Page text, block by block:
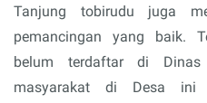
Tanjung tobirudu juga
pemancingan yang baik.
belum terdaftar di
masyarakat di Desa ini